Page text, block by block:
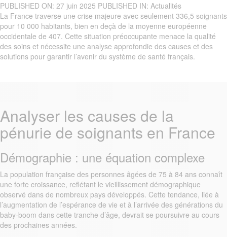
PUBLISHED ON: 27 juin 2025 PUBLISHED IN: Actualités
La France traverse une crise majeure avec seulement 336,5 soignants
pour 10 000 habitants, bien en deçà de la moyenne européenne
occidentale de 407. Cette situation préoccupante menace la qualité
des soins et nécessite une analyse approfondie des causes et des
solutions pour garantir l’avenir du système de santé français.
Analyser les causes de la
pénurie de soignants en France
Démographie : une équation complexe
La population française des personnes âgées de 75 à 84 ans connaît
une forte croissance, reflétant le vieillissement démographique
observé dans de nombreux pays développés. Cette tendance, liée à
l’augmentation de l’espérance de vie et à l’arrivée des générations du
baby-boom dans cette tranche d’âge, devrait se poursuivre au cours
des prochaines années.